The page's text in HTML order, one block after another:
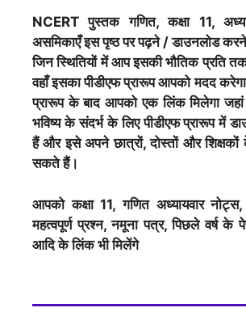
NCERT पुस्तक गणित, कक्षा 11,
असमिकाएँ इस पृष्ठ पर पढ़ने / डाउनलोड
जिन स्थितियों में आप इसकी भौतिक प्रति
वहाँ इसका पीडीएफ प्रारूप आपको मदद
प्रारूप के बाद आपको एक लिंक मिलेगा
भविष्य के संदर्भ के लिए पीडीएफ प्रारूप में
हैं और इसे अपने छात्रों, दोस्तों और
सकते हैं।
आपको कक्षा 11, गणित अध्यायवार
महत्वपूर्ण प्रश्न, नमूना पत्र, पिछले वर्ष के
आदि के लिंक भी मिलेंगे